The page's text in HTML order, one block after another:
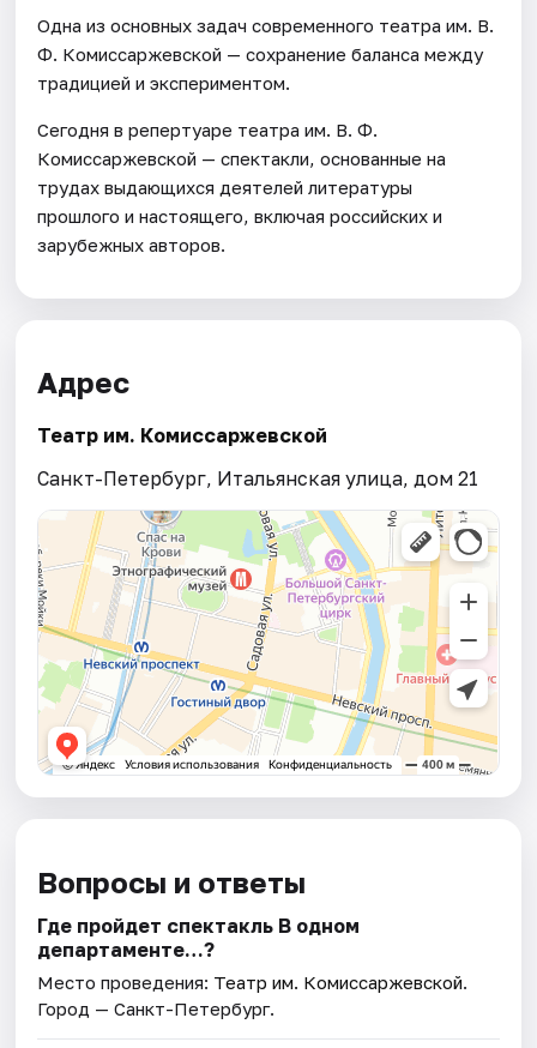
Одна из основных задач современного театра им. В.
Ф. Комиссаржевской — сохранение баланса между
традицией и экспериментом.
Сегодня в репертуаре театра им. В. Ф.
Комиссаржевской — спектакли, основанные на
трудах выдающихся деятелей литературы
прошлого и настоящего, включая российских и
зарубежных авторов.
Адрес
Театр им. Комиссаржевской
Санкт-Петербург, Итальянская улица, дом 21
Вопросы и ответы
Где пройдет спектакль В одном
департаменте…?
Место проведения: Театр им. Комиссаржевской.
Город — Санкт-Петербург.